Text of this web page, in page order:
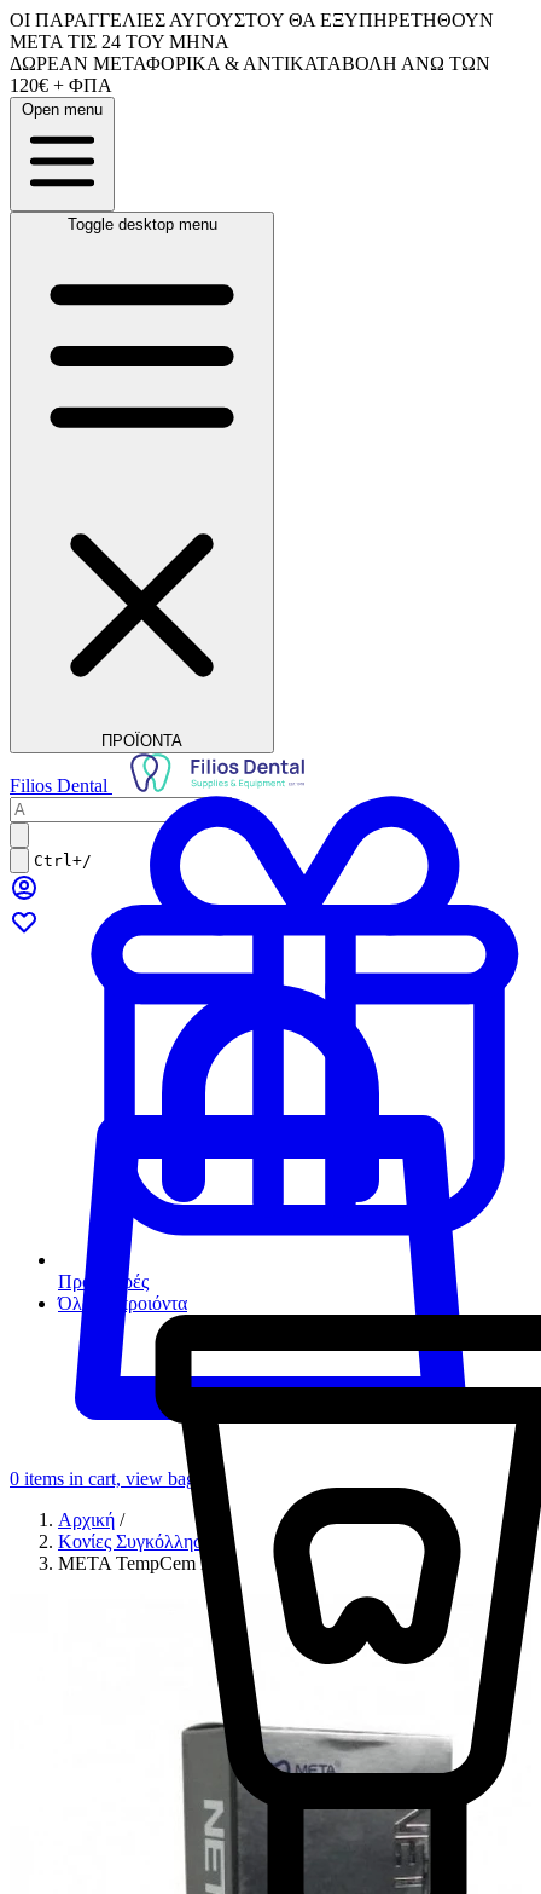
ΟΙ ΠΑΡΑΓΓΕΛΙΕΣ ΑΥΓΟΥΣΤΟΥ ΘΑ ΕΞΥΠΗΡΕΤΗΘΟΥΝ
ΜΕΤΑ ΤΙΣ 24 ΤΟΥ ΜΗΝΑ
ΔΩΡΕΑΝ ΜΕΤΑΦΟΡΙΚΑ & ΑΝΤΙΚΑΤΑΒΟΛΗ ΑΝΩ ΤΩΝ
120€ + ΦΠΑ
Open menu
Toggle desktop menu
ΠΡΟΪΟΝΤΑ
Προσφορές
Όλα τα προιόντα
Filios Dental
Ctrl+/
0 items in cart, view bag
Αρχική /
Κονίες Συγκόλλησης
META TempCem ΝΕ